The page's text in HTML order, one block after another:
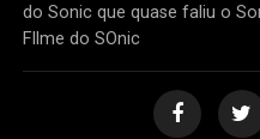
do Sonic que quase faliu o
FIlme do SOnic